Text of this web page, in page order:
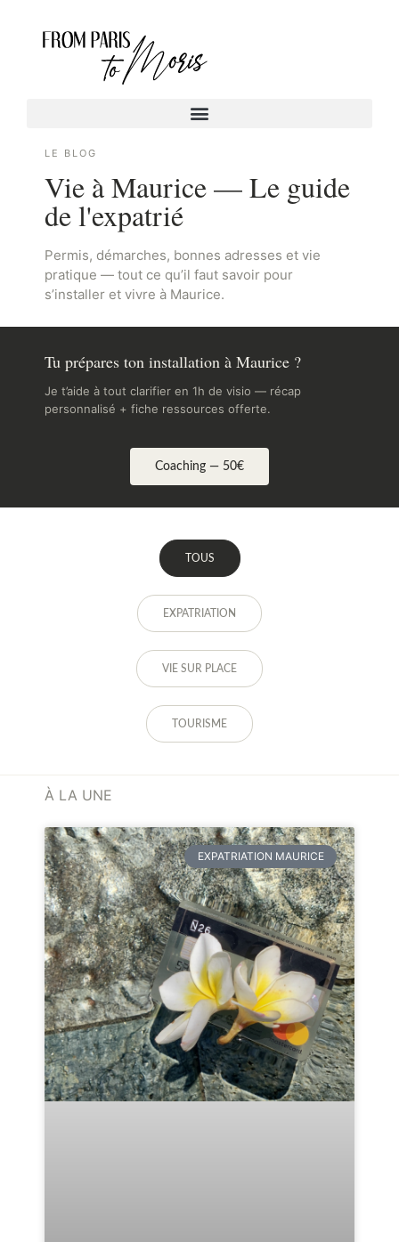
LE BLOG
Vie à Maurice — Le guide
de l'expatrié
Permis, démarches, bonnes adresses et vie
pratique — tout ce qu’il faut savoir pour
s’installer et vivre à Maurice.
Tu prépares ton installation à Maurice ?
Je t’aide à tout clarifier en 1h de visio — récap
personnalisé + fiche ressources offerte.
Coaching — 50€
TOUS
EXPATRIATION
VIE SUR PLACE
TOURISME
À LA UNE
EXPATRIATION MAURICE